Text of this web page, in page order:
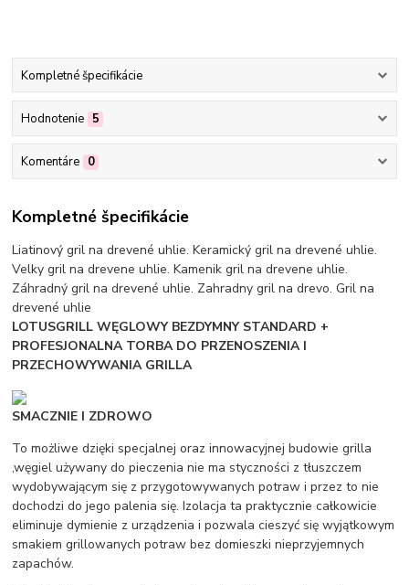
Kompletné špecifikácie
Hodnotenie 5
Komentáre 0
Kompletné špecifikácie
Liatinový gril na drevené uhlie. Keramický gril na drevené uhlie.
Velky gril na drevene uhlie. Kamenik gril na drevene uhlie.
Záhradný gril na drevené uhlie. Zahradny gril na drevo. Gril na
drevené uhlie
LOTUSGRILL WĘGLOWY BEZDYMNY STANDARD +
PROFESJONALNA TORBA DO PRZENOSZENIA I
PRZECHOWYWANIA GRILLA
SMACZNIE I ZDROWO
To możliwe dzięki specjalnej oraz innowacyjnej budowie grilla
,węgiel używany do pieczenia nie ma styczności z tłuszczem
wydobywającym się z przygotowywanych potraw i przez to nie
dochodzi do jego palenia się. Izolacja ta praktycznie całkowicie
eliminuje dymienie z urządzenia i pozwala cieszyć się wyjątkowym
smakiem grillowanych potraw bez domieszki nieprzyjemnych
zapachów.